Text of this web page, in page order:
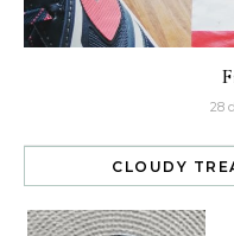
28
CLOUDY